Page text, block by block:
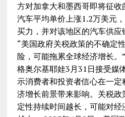
方对加拿大和墨西哥即将征
汽车平均单价上涨1.2万美元
买力，并对该地区的汽车供应
“美国政府关税政策的不确定
险，可能拖累全球经济增长
格奥尔基耶娃3月31日接受媒
示消费者和投资者信心在一
济增长前景带来影响。关税
定性持续时间越长，可能对